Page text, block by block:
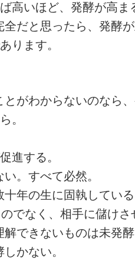
高いほど、発酵が高ま
だと思ったら、発酵が
ります。
がわからないのなら
。
進する。
。すべて必然。
年の生に固執している
でなく、相手に儲けさ
できないものは未発酵
かない。